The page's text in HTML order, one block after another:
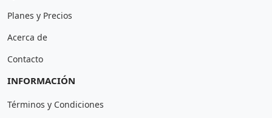
Planes y Precios
Acerca de
Contacto
INFORMACIÓN
Términos y Condiciones